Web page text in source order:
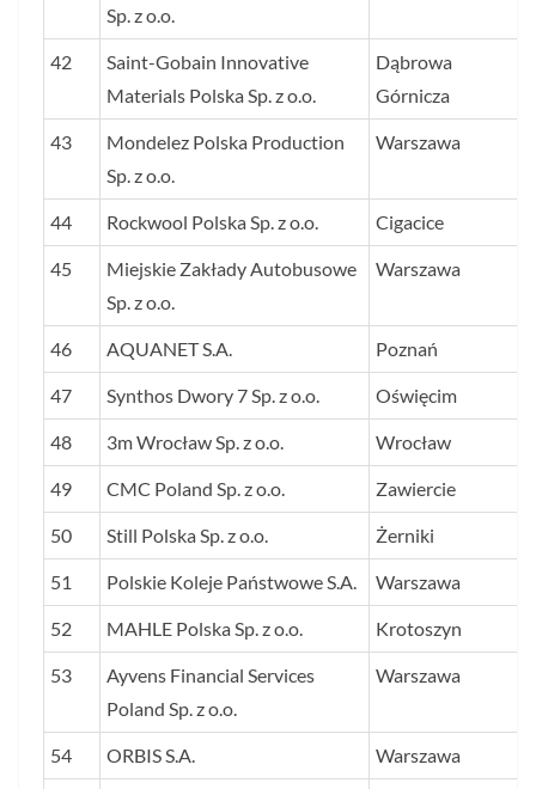
Sp. z o.o.
42
Saint-Gobain Innovative
Materials Polska Sp. z o.o.
Dąbrowa
Górnicza
43
Mondelez Polska Production
Sp. z o.o.
Warszawa
44 Rockwool Polska Sp. z o.o. Cigacice
45
Miejskie Zakłady Autobusowe
Sp. z o.o.
Warszawa
46 AQUANET S.A. Poznań
47 Synthos Dwory 7 Sp. z o.o. Oświęcim
48 3m Wrocław Sp. z o.o. Wrocław
49 CMC Poland Sp. z o.o. Zawiercie
50 Still Polska Sp. z o.o. Żerniki
51 Polskie Koleje Państwowe S.A. Warszawa
52 MAHLE Polska Sp. z o.o. Krotoszyn
53
Ayvens Financial Services
Poland Sp. z o.o.
Warszawa
54 ORBIS S.A. Warszawa